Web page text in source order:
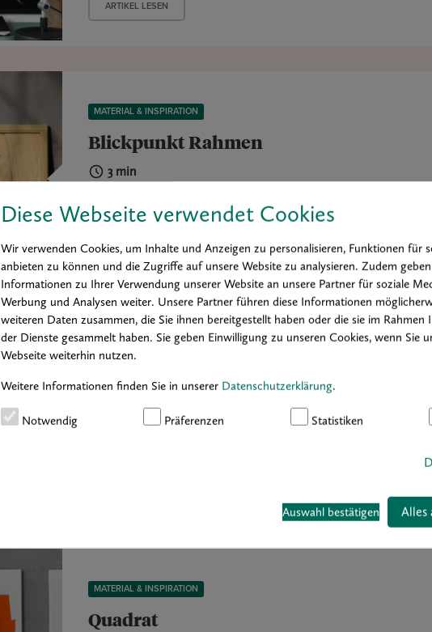
Diese Webseite verwendet Cookies
Wir verwenden Cookies, um Inhalte und Anzeigen zu personalisieren, Funktionen für
anbieten zu können und die Zugriffe auf unsere Website zu analysieren. Zudem
Informationen zu Ihrer Verwendung unserer Website an unsere Partner für soziale
Werbung und Analysen weiter. Unsere Partner führen diese Informationen
weiteren Daten zusammen, die Sie ihnen bereitgestellt haben oder die sie im Rahmen
der Dienste gesammelt haben. Sie geben Einwilligung zu unseren Cookies, wenn Sie
Webseite weiterhin nutzen.
Weitere Informationen finden Sie in unserer Datenschutzerklärung.
Notwendig Präferenzen Statistiken
Auswahl bestätigen Alles
ARTIKEL LESEN
MATERIAL & INSPIRATION
Blickpunkt Rahmen
3 min
ARTIKEL LESEN
MATERIAL & INSPIRATION
Zeit für Veränderung
MATERIAL & INSPIRATION
Quadrat